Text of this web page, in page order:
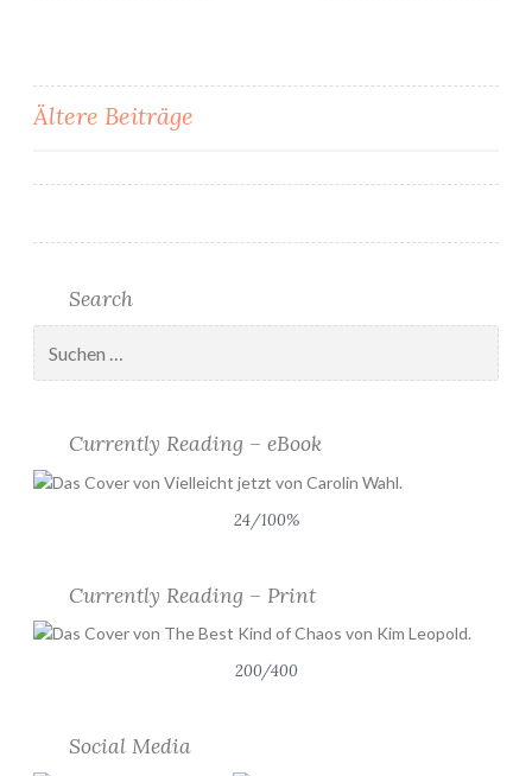
Beitragsnavigation
Ältere Beiträge
Search
nach:
Currently Reading – eBook
24/100%
Currently Reading – Print
200/400
Social Media